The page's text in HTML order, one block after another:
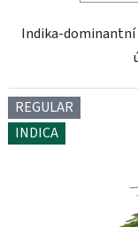
Indika-dominantní
REGULAR
INDICA